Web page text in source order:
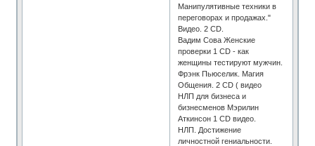
Манипулятивные техники в
переговорах и продажах."
Видео. 2 CD.
Вадим Сова Женские
проверки 1 СD - как
женщины тестируют мужчин.
Фрэнк Пьюселик. Магия
Общения. 2 СD ( видео
НЛП для бизнеса и
бизнесменов Мэрилин
Аткинсон 1 CD видео.
НЛП. Достижение
личностной гениальности.